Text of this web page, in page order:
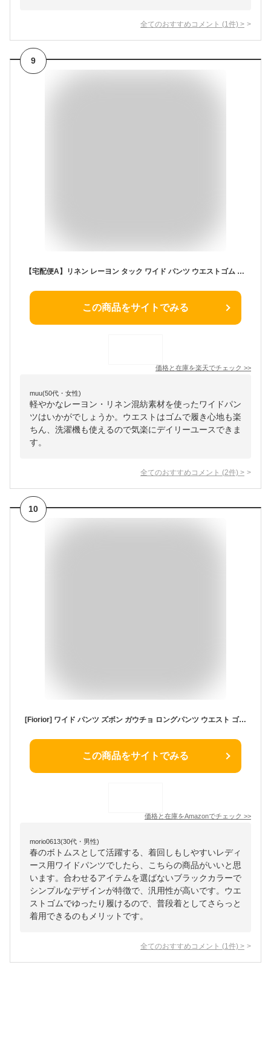
全てのおすすめコメント (1 件) >
9
【宅配便A】リネン レーヨン タック ワイド パンツ ウエストゴム レディース ロング ボトム カジュアル リラックス 麻 春 夏【メール便NG】
この商品をサイトでみる
価格と在庫を楽天でチェック >>
muu(50代・女性)
軽やかなレーヨン・リネン混紡素材を使ったワイドパン
ツはいかがでしょうか。ウエストはゴムで履き心地も楽
ちん、洗濯機も使えるので気楽にデイリーユースできま
す。
全てのおすすめコメント (2件) >
10
[Fiorior] ワイド パンツ ズボン ガウチョ ロングパンツ ウエスト ゴム 大人かわいい ロング 春 夏 秋 かわいい 通勤 美脚 女性ズボン 春夏 OL オフィスカジュアル スカーチョ タックパンツ 秋物 こなれ感 体型カバー カジュアル 通勤 黒いパンツ ブラック シルエット FR30
この商品をサイトでみる
価格と在庫をAmazonでチェック >>
morio0613(30代・男性)
春のボトムスとして活躍する、着回しもしやすいレディ
ース用ワイドパンツでしたら、こちらの商品がいいと思
います。合わせるアイテムを選ばないブラックカラーで
シンプルなデザインが特徴で、汎用性が高いです。ウエ
ストゴムでゆったり履けるので、普段着としてさらっと
着用できるのもメリットです。
全てのおすすめコメント (1 件) >